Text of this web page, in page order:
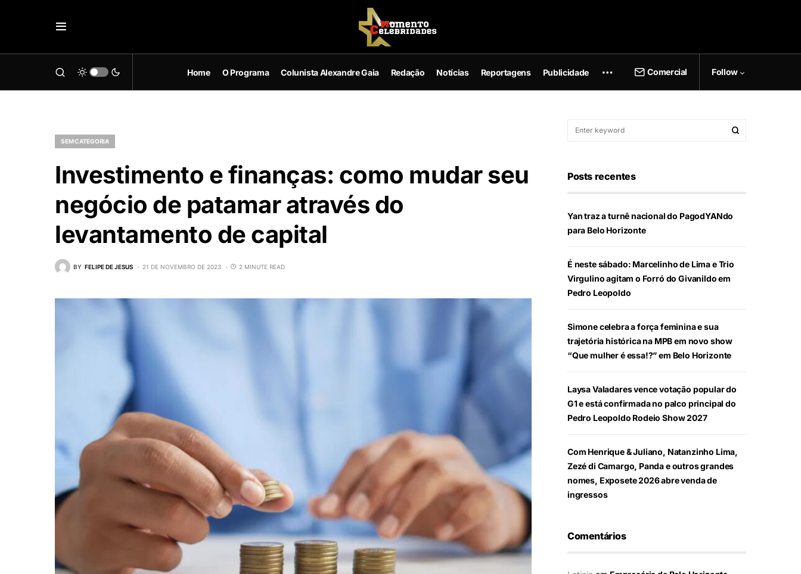
Home O Programa Colunista Alexandre Gaia Redação Notícias Reportagens Publicidade Comercial Follow
SEM CATEGORIA
Investimento e finanças: como mudar seu
negócio de patamar através do
levantamento de capital
BY FELIPE DE JESUS 21 DE NOVEMBRO DE 2023 2 MINUTE READ
Posts recentes
Yan traz a turnê nacional do PagodYANdo
para Belo Horizonte
É neste sábado: Marcelinho de Lima e Trio
Virgulino agitam o Forró do Givanildo em
Pedro Leopoldo
Simone celebra a força feminina e sua
trajetória histórica na MPB em novo show
“Que mulher é essa!?” em Belo Horizonte
Laysa Valadares vence votação popular do
G1 e está confirmada no palco principal do
Pedro Leopoldo Rodeio Show 2027
Com Henrique & Juliano, Natanzinho Lima,
Zezé di Camargo, Panda e outros grandes
nomes, Exposete 2026 abre venda de
ingressos
Comentários